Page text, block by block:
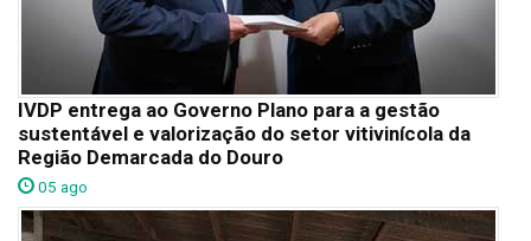
IVDP entrega ao Governo Plano para a gestão
sustentável e valorização do setor vitivinícola da
Região Demarcada do Douro
05 ago